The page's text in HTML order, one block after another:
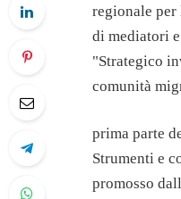
regionale
di mediatori
"Strategico
comunità
prima parte
Strumenti e
promosso